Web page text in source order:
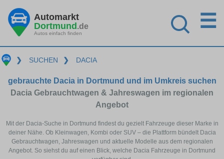
Automarkt
Dortmund.de
Autos einfach finden
☰
❯ SUCHEN ❯ DACIA
gebrauchte Dacia in Dortmund und im Umkreis suchen
Dacia Gebrauchtwagen & Jahreswagen im regionalen
Angebot
Mit der Dacia-Suche in Dortmund findest du gezielt Fahrzeuge dieser Marke in
deiner Nähe. Ob Kleinwagen, Kombi oder SUV – die Plattform bündelt Dacia
Gebrauchtwagen, Jahreswagen und aktuelle Modelle aus dem regionalen
Angebot. So siehst du auf einen Blick, welche Dacia Fahrzeuge in Dortmund